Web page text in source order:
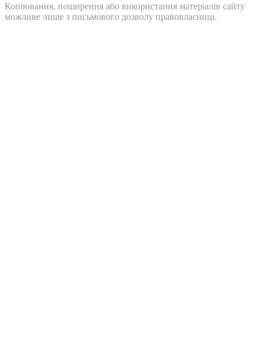
Копіювання, поширення або використання матеріалів сайту
можливе лише з письмового дозволу правовласниці.